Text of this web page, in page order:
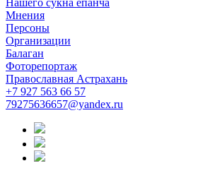
Нашего сукна епанча
Мнения
Персоны
Организации
Балаган
Фоторепортаж
Православная Астрахань
+7 927 563 66 57
79275636657@yandex.ru